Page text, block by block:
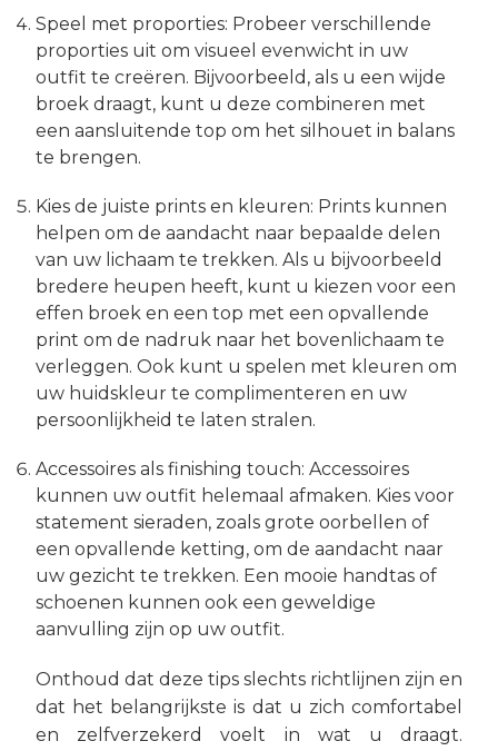
Speel met proporties: Probeer verschillende
proporties uit om visueel evenwicht in uw
outfit te creëren. Bijvoorbeeld, als u een wijde
broek draagt, kunt u deze combineren met
een aansluitende top om het silhouet in balans
te brengen.
Kies de juiste prints en kleuren: Prints kunnen
helpen om de aandacht naar bepaalde delen
van uw lichaam te trekken. Als u bijvoorbeeld
bredere heupen heeft, kunt u kiezen voor een
effen broek en een top met een opvallende
print om de nadruk naar het bovenlichaam te
verleggen. Ook kunt u spelen met kleuren om
uw huidskleur te complimenteren en uw
persoonlijkheid te laten stralen.
Accessoires als finishing touch: Accessoires
kunnen uw outfit helemaal afmaken. Kies voor
statement sieraden, zoals grote oorbellen of
een opvallende ketting, om de aandacht naar
uw gezicht te trekken. Een mooie handtas of
schoenen kunnen ook een geweldige
aanvulling zijn op uw outfit.
Onthoud dat deze tips slechts richtlijnen zijn en
dat het belangrijkste is dat u zich comfortabel
en zelfverzekerd voelt in wat u draagt.